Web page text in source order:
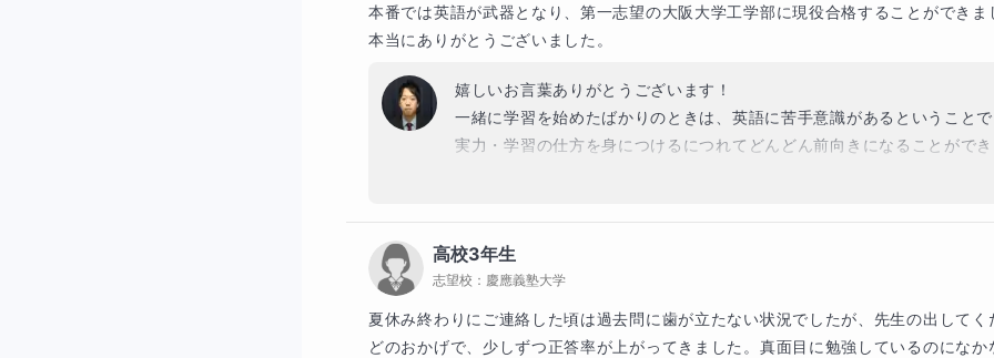
本番では英語が武器となり、第一志望の大阪大学工学部に現役合格することができま
本当にありがとうございました。
嬉しいお言葉ありがとうございます！
一緒に学習を始めたばかりのときは、英語に苦手意識があるということ
実力・学習の仕方を身につけるにつれてどんどん前向きになることができ
英文解釈、英作文どちらも最終的にはきちんと合格ラインに乗せることが
自信になると思います！
半年間ありがとうございました！
高校3年生
志望校： 慶應義塾大学
夏休み終わりにご連絡した頃は過去問に歯が立たない状況でしたが、先生の出してく
どのおかげで、少しずつ正答率が上がってきました。真面目に勉強しているのになか